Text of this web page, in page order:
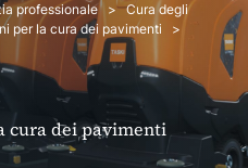
professionale
Cura degli
per la cura dei pavimenti
cura dei pavimenti